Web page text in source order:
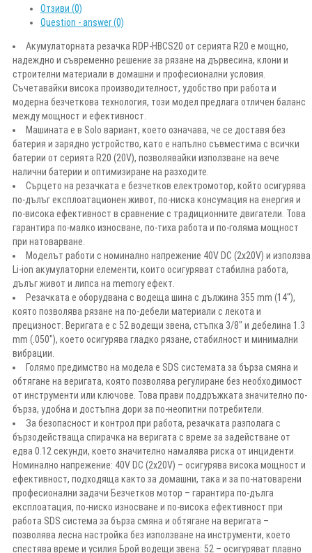
Отзиви (0)
Question - answer (0)
Акумулаторната резачка RDP-HBCS20 от серията R20 е мощно,
надеждно и съвременно решение за рязане на дървесина, клони и
строителни материали в домашни и професионални условия.
Съчетавайки висока производителност, удобство при работа и
модерна безчеткова технология, този модел предлага отличен баланс
между мощност и ефективност.
Машината е в Solo вариант, което означава, че се доставя без
батерия и зарядно устройство, като е напълно съвместима с всички
батерии от серията R20 (20V), позволявайки използване на вече
налични батерии и оптимизиране на разходите.
Сърцето на резачката е безчетков електромотор, който осигурява
по-дълъг експлоатационен живот, по-ниска консумация на енергия и
по-висока ефективност в сравнение с традиционните двигатели. Това
гарантира по-малко износване, по-тиха работа и по-голяма мощност
при натоварване.
Моделът работи с номинално напрежение 40V DC (2x20V) и използва
Li-ion акумулаторни елементи, които осигуряват стабилна работа,
дълъг живот и липса на memory ефект.
Резачката е оборудвана с водеща шина с дължина 355 mm (14"),
която позволява рязане на по-дебели материали с лекота и
прецизност. Веригата е с 52 водещи звена, стъпка 3/8" и дебелина 1.3
mm (.050"), което осигурява гладко рязане, стабилност и минимални
вибрации.
Голямо предимство на модела е SDS системата за бърза смяна и
обтягане на веригата, която позволява регулиране без необходимост
от инструменти или ключове. Това прави поддръжката значително по-
бърза, удобна и достъпна дори за по-неопитни потребители.
За безопасност и контрол при работа, резачката разполага с
бързодействаща спирачка на веригата с време за задействане от
едва 0.12 секунди, което значително намалява риска от инциденти.
Номинално напрежение: 40V DC (2x20V) – осигурява висока мощност и
ефективност, подходяща както за домашни, така и за по-натоварени
професионални задачи Безчетков мотор – гарантира по-дълга
експлоатация, по-ниско износване и по-висока ефективност при
работа SDS система за бърза смяна и обтягане на веригата –
позволява лесна настройка без използване на инструменти, което
спестява време и усилия Брой водещи звена: 52 – осигуряват плавно